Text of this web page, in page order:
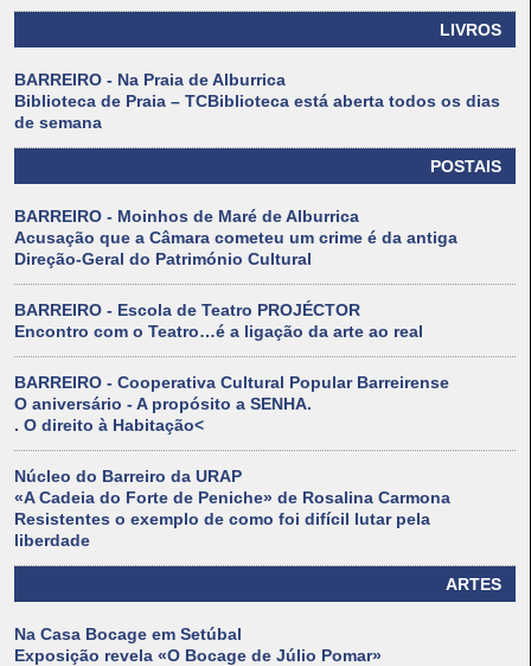
LIVROS
BARREIRO - Na Praia de Alburrica
Biblioteca de Praia – TCBiblioteca está aberta todos os dias
de semana
POSTAIS
BARREIRO - Moinhos de Maré de Alburrica
Acusação que a Câmara cometeu um crime é da antiga
Direção-Geral do Património Cultural
BARREIRO - Escola de Teatro PROJÉCTOR
Encontro com o Teatro…é a ligação da arte ao real
BARREIRO - Cooperativa Cultural Popular Barreirense
O aniversário - A propósito a SENHA.
. O direito à Habitação<
Núcleo do Barreiro da URAP
«A Cadeia do Forte de Peniche» de Rosalina Carmona
Resistentes o exemplo de como foi difícil lutar pela
liberdade
ARTES
Na Casa Bocage em Setúbal
Exposição revela «O Bocage de Júlio Pomar»